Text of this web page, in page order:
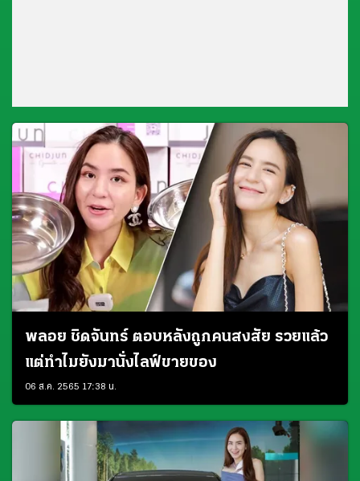
พลอย ชิดจันทร์ ตอบหลังถูกคนสงสัย รวยแล้ว
แต่ทำไมยังมานั่งไลฟ์ขายของ
06 ส.ค. 2565 17:38 น.